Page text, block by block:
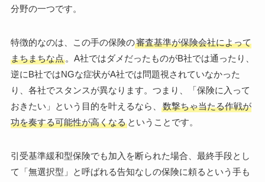
分野の一つです。
特徴的なのは、この手の保険の審査基準が保険会社によって
まちまちな点。A社ではダメだったものがB社では通ったり、
逆にB社ではNGな症状がA社では問題視されていなかった
り、各社でスタンスが異なります。つまり、「保険に入って
おきたい」という目的を叶えるなら、
数撃ちゃ当たる作戦が
功を奏する可能性が高くなるということです。
引受基準緩和型保険でも加入を断られた場合、最終手段とし
て「無選択型」と呼ばれる告知なしの保険に頼るという手も